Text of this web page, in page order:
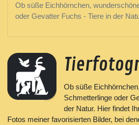
Ob süße Eichhörnchen,
oder Gevatter Fuchs - Tiere in der
Ob süße
Schmetterlinge oder
der Natur. Hier findet
Fotos meiner favorisierten Bilder, bei